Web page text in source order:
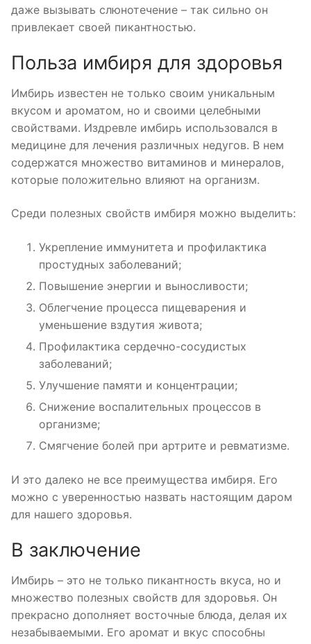
даже вызывать слюнотечение – так сильно он
привлекает своей пикантностью.
Польза имбиря для здоровья
Имбирь известен не только своим уникальным
вкусом и ароматом, но и своими целебными
свойствами. Издревле имбирь использовался в
медицине для лечения различных недугов. В нем
содержатся множество витаминов и минералов,
которые положительно влияют на организм.
Среди полезных свойств имбиря можно выделить:
Укрепление иммунитета и профилактика
простудных заболеваний;
Повышение энергии и выносливости;
Облегчение процесса пищеварения и
уменьшение вздутия живота;
Профилактика сердечно-сосудистых
заболеваний;
Улучшение памяти и концентрации;
Снижение воспалительных процессов в
организме;
Смягчение болей при артрите и ревматизме.
И это далеко не все преимущества имбиря. Его
можно с уверенностью назвать настоящим даром
для нашего здоровья.
В заключение
Имбирь – это не только пикантность вкуса, но и
множество полезных свойств для здоровья. Он
прекрасно дополняет восточные блюда, делая их
незабываемыми. Его аромат и вкус способны